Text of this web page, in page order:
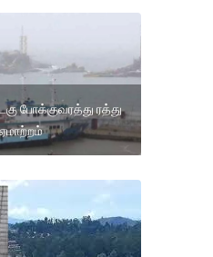
போக்குவரத்து ரத்து